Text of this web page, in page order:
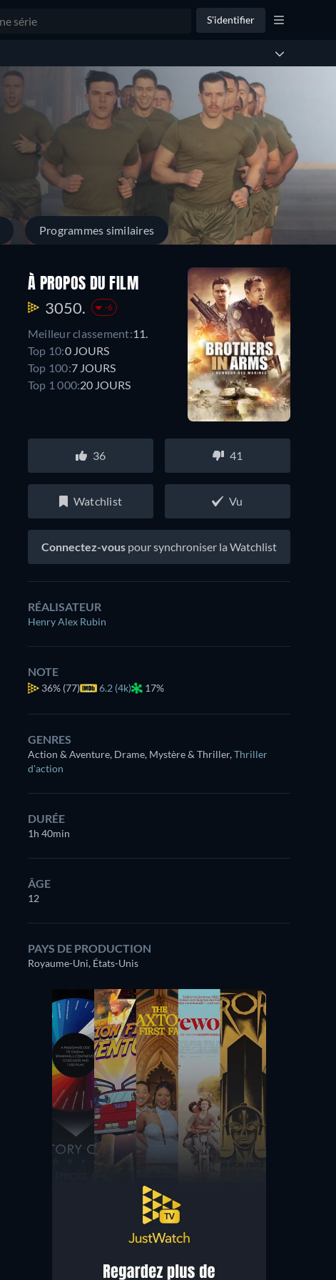
S'identifier
Programmes similaires
À PROPOS DU FILM
3050. -6
Meilleur classement:11.
Top 10:0 JOURS
Top 100:7 JOURS
Top 1 000:20 JOURS
36 41
Watchlist Vu
Connectez-vous pour synchroniser la Watchlist
RÉALISATEUR
Henry Alex Rubin
NOTE
36% (77) 6.2 (4k) 17%
GENRES
Action & Aventure, Drame, Mystère & Thriller,Thriller
d'action
DURÉE
1h 40min
ÂGE
12
PAYS DE PRODUCTION
Royaume-Uni, États-Unis